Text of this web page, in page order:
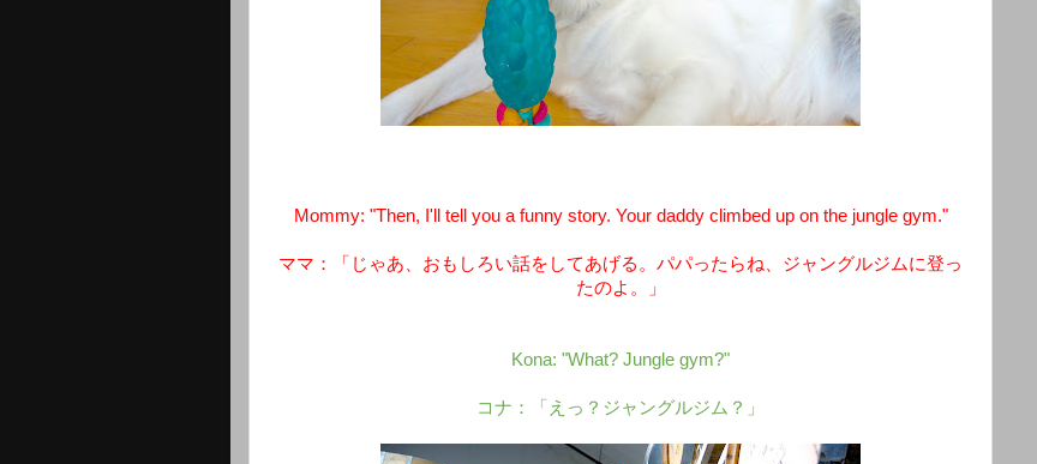
Mommy: "Then, I'll tell you a funny story. Your daddy climbed up on the jungle gym."
ママ：「じゃあ、おもしろい話をしてあげる。パパったらね、ジャングルジムに登っ
たのよ。」
Kona: "What? Jungle gym?"
コナ：「えっ？ジャングルジム？」